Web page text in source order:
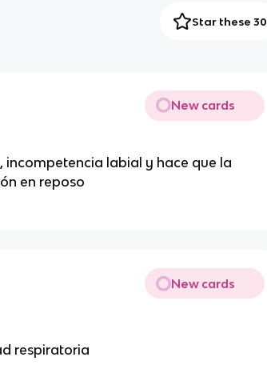
Star these 30
New cards
incompetencia labial y hace que la
en reposo
New cards
respiratoria